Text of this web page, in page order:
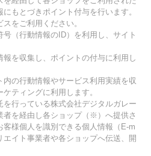
もとづきポイント付与を行います。
をご利用ください。
（行動情報のID）を利用し、サイト
を収集し、ポイントの付与に利用し
の行動情報やサービス利用実績を収
ティングに利用します。
行っている株式会社デジタルガレー
者を経由し各ショップ（※）へ提供さ
様個人を識別できる個人情報（E-m
イト事業者や各ショップへ伝送、開